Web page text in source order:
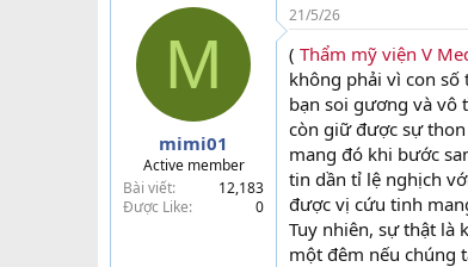
g
ử
i
M
mimi01
Active member
Bài viết
12,183
Được Like
0
21/5/26
( Thẩm mỹ viện V
không phải vì con
bạn soi gương và vô
còn giữ được sự
mang đó khi bước
tin dần tỉ lệ nghịch
được vị cứu tinh
Tuy nhiên, sự thật là
một đêm nếu chúng